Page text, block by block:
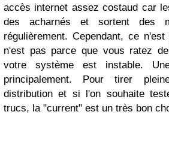
accès internet assez costaud car
des acharnés et sortent des
régulièrement. Cependant, ce
n'est pas parce que vous ratez
votre système est instable.
principalement. Pour tirer
distribution et si l'on souhaite
trucs, la "current" est un très bon